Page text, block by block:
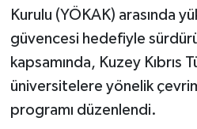
Kurulu (YÖKAK) arasında
güvencesi hedefiyle
kapsamında, Kuzey Kıbrıs
üniversitelere yönelik
programı düzenlendi.